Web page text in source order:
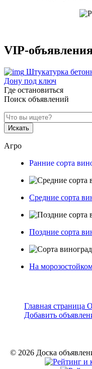
VIP-
Штукатурка
Дону под ключ
Где остановиться
Поиск объявлений
Искать
Агро
Ранние сорта
Средние сорта
Поздние сорта
На
Главная страница
Добавить
© 2026 Доска